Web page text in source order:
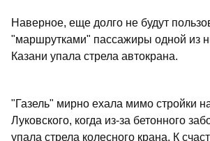
Наверное, еще долго не будут
"маршрутками" пассажиры одной из
Казани упала стрела автокрана.
"Газель" мирно ехала мимо стройки
Луковского, когда из-за бетонного
упала стрела колесного крана. К